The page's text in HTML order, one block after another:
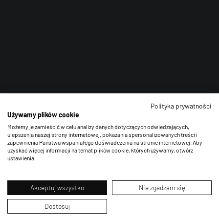
Polityka prywatności
Używamy plików cookie
Możemy je zamieścić w celu analizy danych dotyczących odwiedzających,
ulepszenia naszej strony internetowej, pokazania spersonalizowanych treści i
zapewnienia Państwu wspaniałego doświadczenia na stronie internetowej. Aby
uzyskać więcej informacji na temat plików cookie, których używamy, otwórz
ustawienia.
Akceptuj wszystko Nie zgadzam się
Dostosuj